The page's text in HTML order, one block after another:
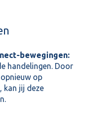
bewegingen:
handelingen. Door
op
kan jij deze